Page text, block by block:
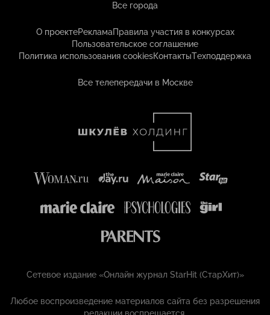
Все города
О проектеРекламаПравила участия в конкурсах
Пользовательское соглашение
Политика использования cookiesКонтактыТехподдержка
Все телепередачи в Москве
Сетевое издание «Онлайн журнал StarHit (СтарХит)»
Любое воспроизведение материалов сайта без разрешения